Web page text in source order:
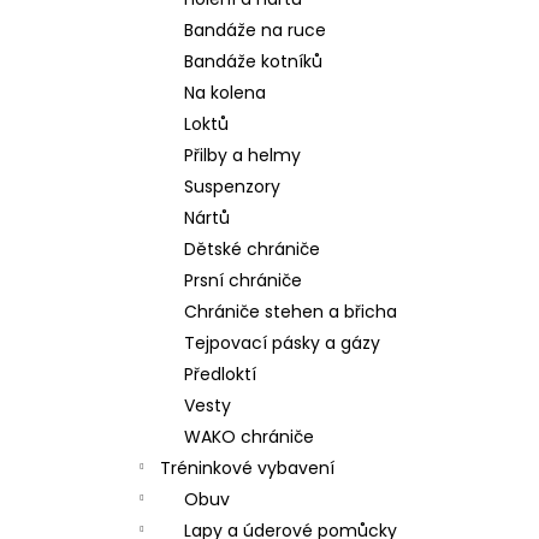
Bandáže na ruce
Bandáže kotníků
Na kolena
Loktů
Přilby a helmy
Suspenzory
Nártů
Dětské chrániče
Prsní chrániče
Chrániče stehen a břicha
Tejpovací pásky a gázy
Předloktí
Vesty
WAKO chrániče
Tréninkové vybavení
Obuv
Lapy a úderové pomůcky
DĚTSKÉ BOXERSKÉ RUKAVICE RIVAL RB-
FTR2 FUTURE - RIVALRBFTR2
1 490 Kč